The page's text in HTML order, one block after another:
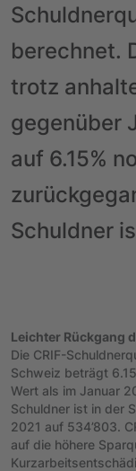
berechnet.
trotz
gegenüber
auf 6.15%
Schuldner
Leichter Rückgang
Die CRIF-
Schweiz beträgt
Wert als im Januar
Schuldner ist in der
2021 auf 534’803.
auf die höhere